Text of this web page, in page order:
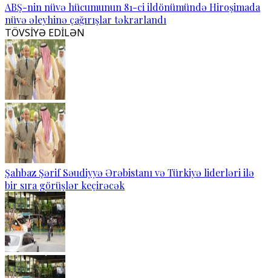
ABŞ-nin nüvə hücumunun 81-ci ildönümündə Hiroşimada
nüvə əleyhinə çağırışlar təkrarlandı
TÖVSİYƏ EDİLƏN
Şahbaz Şərif Səudiyyə Ərəbistanı və Türkiyə liderləri ilə
bir sıra görüşlər keçirəcək